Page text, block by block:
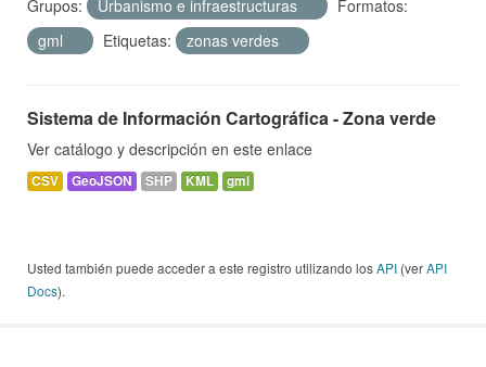
Grupos:
Urbanismo e infraestructuras
Formatos:
gml
Etiquetas: zonas verdes
Sistema de Información Cartográfica - Zona verde
Ver catálogo y descripción en este enlace
CSV GeoJSON SHP KML gml
Usted también puede acceder a este registro utilizando losAPI (verAPI
Docs).